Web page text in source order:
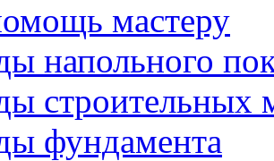
мастеру
напольного
строительных
фундамента